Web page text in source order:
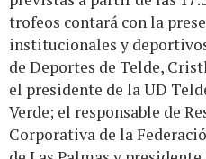
trofeos contará con la
institucionales y
de Deportes de Telde,
el presidente de la UD
Verde; el responsable de
Corporativa de la